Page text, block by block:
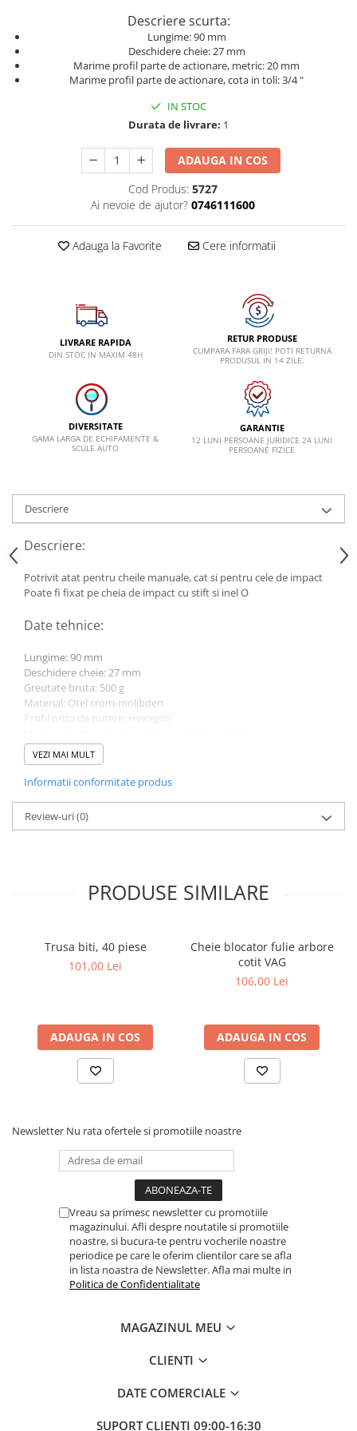
Gresoare
Alternator, Fulie
Mercedes-Benz
Mini
Dispozitive magnetice, oglinzi,
lampi
Descriere scurta:
Lungime: 90 mm
Deschidere cheie: 27 mm
Marime profil parte de actionare, metric: 20 mm
Marime profil parte de actionare, cota in toli: 3/4 "
IN STOC
Durata de livrare: 1
ADAUGA IN COS
Cod Produs: 5727
Ai nevoie de ajutor? 0746111600
Adauga la Favorite Cere informatii
LIVRARE RAPIDA
DIN STOC IN MAXIM 48H
RETUR PRODUSE
CUMPARA FARA GRIJI! POTI RETURNA
PRODUSUL IN 14 ZILE.
DIVERSITATE
GAMA LARGA DE ECHIPAMENTE &
SCULE AUTO
GARANTIE
12 LUNI PERSOANE JURIDICE 24 LUNI
PERSOANE FIZICE
Descriere
Descriere:
Potrivit atat pentru cheile manuale, cat si pentru cele de impact
Poate fi fixat pe cheia de impact cu stift si inel O
Date tehnice:
Lungime: 90 mm
Deschidere cheie: 27 mm
Greutate bruta: 500 g
Material: Otel crom-molibden
Profil priza de putere: Hexagon
Marime profil parte de actionare, cota in toli: 3/4 "
Profil parte de actionare: Patrat interior
VEZI MAI MULT
Informatii conformitate produs
Review-uri(0)
PRODUSE SIMILARE
Trusa biti, 40 piese
101,00 Lei
ADAUGA IN COS
Cheie blocator fulie arbore
cotit VAG
106,00 Lei
ADAUGA IN COS
Newsletter Nu rata ofertele si promotiile noastre
Vreau sa primesc newsletter cu promotiile
magazinului. Afli despre noutatile si promotiile
noastre, si bucura-te pentru vocherile noastre
periodice pe care le oferim clientilor care se afla
in lista noastra de Newsletter. Afla mai multe in
Politica de Confidentialitate
MAGAZINUL MEU
CLIENTI
DATE COMERCIALE
SUPORT CLIENTI 09:00-16:30